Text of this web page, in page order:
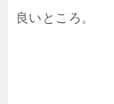
良いところ。